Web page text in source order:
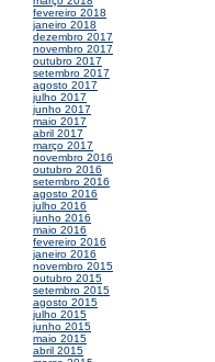
fevereiro 2018
janeiro 2018
dezembro 2017
novembro 2017
outubro 2017
setembro 2017
agosto 2017
julho 2017
junho 2017
maio 2017
abril 2017
março 2017
novembro 2016
outubro 2016
setembro 2016
agosto 2016
julho 2016
junho 2016
maio 2016
fevereiro 2016
janeiro 2016
novembro 2015
outubro 2015
setembro 2015
agosto 2015
julho 2015
junho 2015
maio 2015
abril 2015